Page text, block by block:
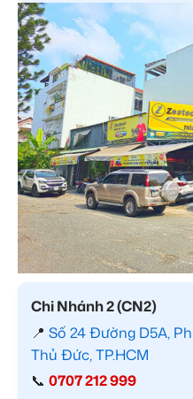
Chi Nhánh 2 (CN2)
📍 Số 24 Đường D5A,
Thủ Đức, TP.HCM
📞 0707 212 999